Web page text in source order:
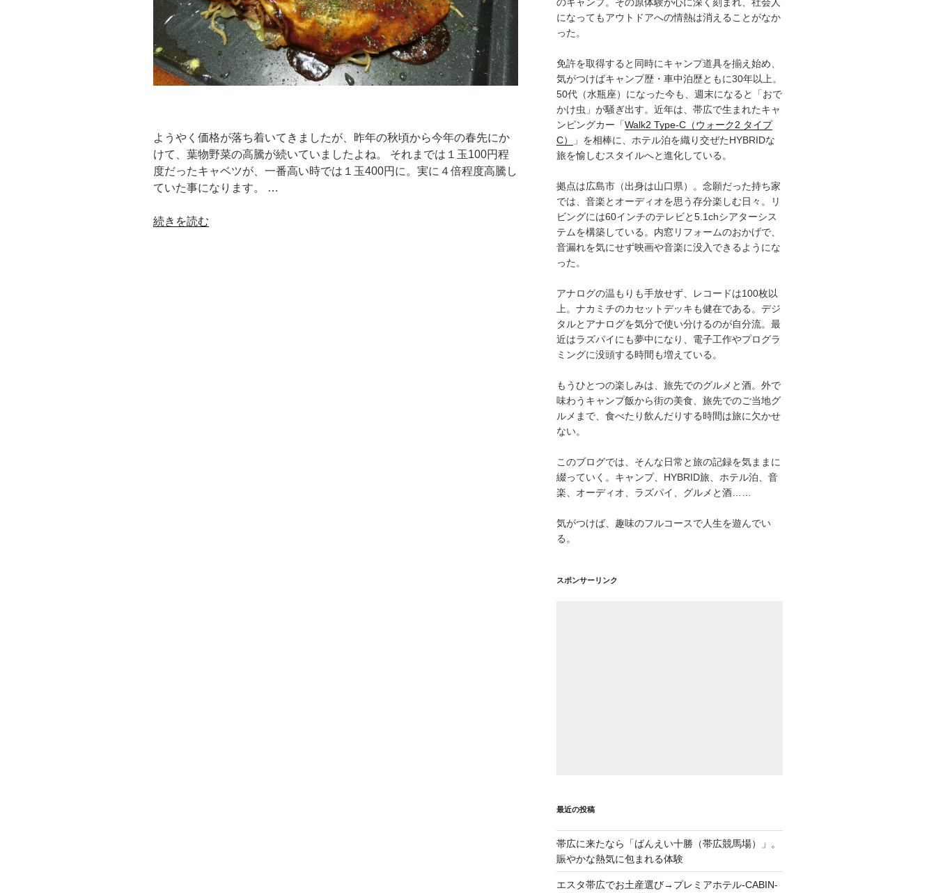
ようやく価格が落ち着いてきましたが、昨年の秋頃から今年の春先にか
けて、葉物野菜の高騰が続いていましたよね。 それまでは１玉100円程
度だったキャベツが、一番高い時では１玉400円に。実に４倍程度高騰し
ていた事になります。 …
“IH
続きを読む
になってもアウトドアへの情熱は消えることがなか
った。
免許を取得すると同時にキャンプ道具を揃え始め、
気がつけばキャンプ歴・車中泊歴ともに30年以上。
50代（水瓶座）になった今も、週末になると「おで
かけ虫」が騒ぎ出す。近年は、帯広で生まれたキャ
ンピングカー「Walk2 Type‑C（ウォーク2 タイプ
C）
」を相棒に、ホテル泊を織り交ぜたHYBRIDな
旅を愉しむスタイルへと進化している。
拠点は広島市（出身は山口県）。念願だった持ち家
では、音楽とオーディオを思う存分楽しむ日々。リ
ビングには60インチのテレビと5.1chシアターシス
テムを構築している。内窓リフォームのおかげで、
音漏れを気にせず映画や音楽に没入できるようにな
った。
アナログの温もりも手放せず、レコードは100枚以
上。ナカミチのカセットデッキも健在である。デジ
タルとアナログを気分で使い分けるのが自分流。最
近はラズパイにも夢中になり、電子工作やプログラ
ミングに没頭する時間も増えている。
もうひとつの楽しみは、旅先でのグルメと酒。外で
味わうキャンプ飯から街の美食、旅先でのご当地グ
ルメまで、食べたり飲んだりする時間は旅に欠かせ
ない。
このブログでは、そんな日常と旅の記録を気ままに
綴っていく。キャンプ、HYBRID旅、ホテル泊、音
楽、オーディオ、ラズパイ、グルメと酒……
気がつけば、趣味のフルコースで人生を遊んでい
る。
スポンサーリンク
最近の投稿
帯広に来たなら「ばんえい十勝（帯広競馬場）」。
賑やかな熱気に包まれる体験
エスタ帯広でお土産選び→プレミアホテル-CABIN-